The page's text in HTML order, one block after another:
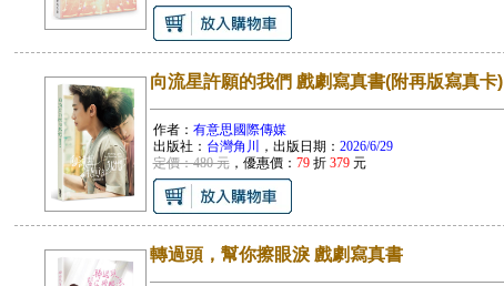
向流星許願的我們 戲劇寫真書(附再版寫真卡)
作者： 有意思國際傳媒
出版社： 台灣角川 ，出版日期： 2026/6/29
定價：480 元，優惠價： 79折 379元
轉過頭，幫你擦眼淚 戲劇寫真書